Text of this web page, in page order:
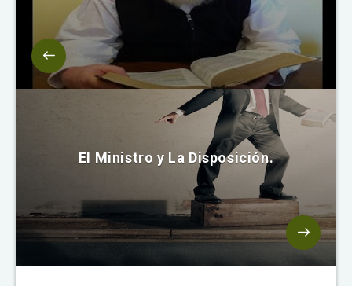
El Ministro y La Disposición.